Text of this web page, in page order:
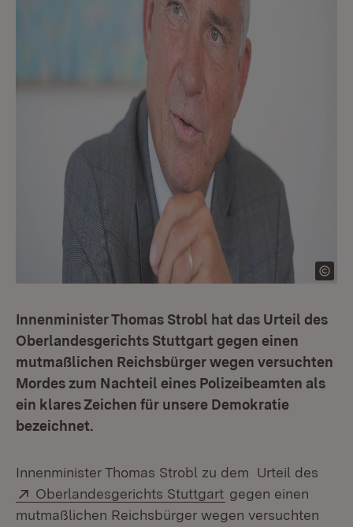
Innenminister Thomas Strobl hat das Urteil des
Oberlandesgerichts Stuttgart gegen einen
mutmaßlichen Reichsbürger wegen versuchten
Mordes zum Nachteil eines Polizeibeamten als
ein klares Zeichen für unsere Demokratie
bezeichnet.
Innenminister Thomas Strobl zu dem Urteil des
Extern:
Oberlandesgerichts Stuttgart (Öffnet in neuem
gegen einen
mutmaßlichen Reichsbürger wegen versuchten